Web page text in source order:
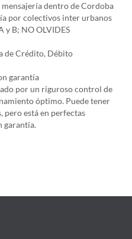
dentro de Cordoba
por colectivos inter urbanos
y B; NO OLVIDES
de Crédito, Débito
garantía
por un riguroso control de
óptimo. Puede tener
pero está en perfectas
garantía.